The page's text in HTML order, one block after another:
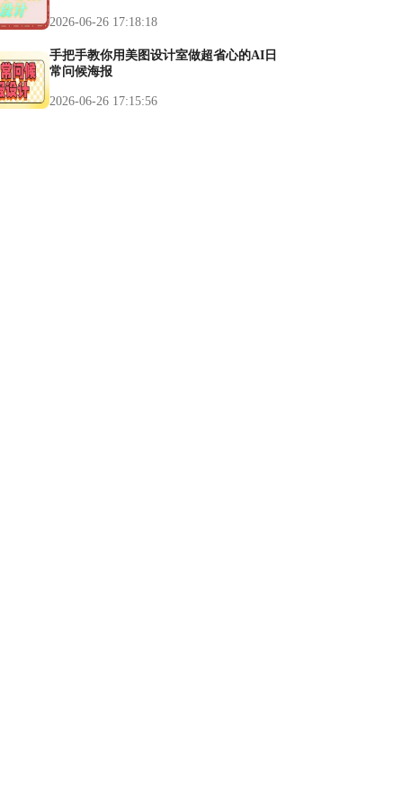
2026-06-26 17:18:18
手把手教你用美图设计室做超省心的AI日
常问候海报
2026-06-26 17:15:56